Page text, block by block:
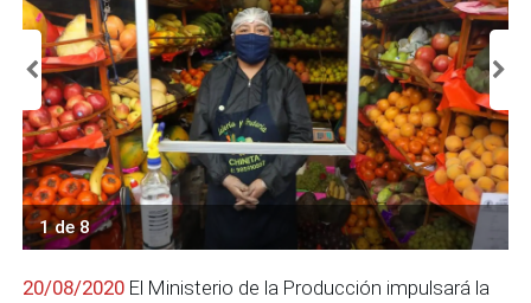
1 de 8
20/08/2020 El Ministerio de la Producción impulsará la